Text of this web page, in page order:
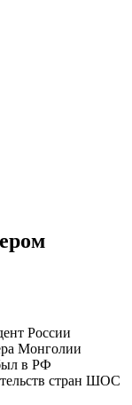
России
Монголии
в РФ
стран ШОС